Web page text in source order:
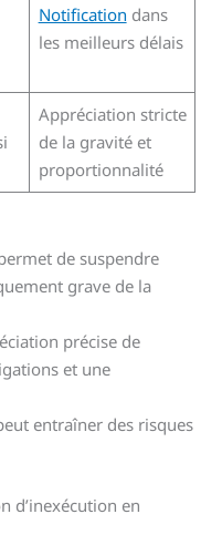
Notification dans
les meilleurs délais
Appréciation stricte
de la gravité et
proportionnalité
de suspendre
grave de la
précise de
et une
entraîner des risques
d’inexécution en